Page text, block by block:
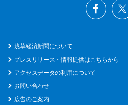
浅草経済新聞について
プレスリリース・情報提供はこちらから
アクセスデータの利用について
お問い合わせ
広告のご案内